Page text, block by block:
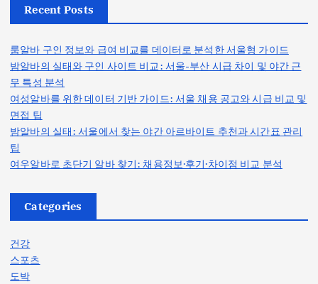
Recent Posts
룸알바 구인 정보와 급여 비교를 데이터로 분석한 서울형 가이드
밤알바의 실태와 구인 사이트 비교: 서울-부산 시급 차이 및 야간 근
무 특성 분석
여성알바를 위한 데이터 기반 가이드: 서울 채용 공고와 시급 비교 및
면접 팁
밤알바의 실태: 서울에서 찾는 야간 아르바이트 추천과 시간표 관리
팁
여우알바로 초단기 알바 찾기: 채용정보·후기·차이점 비교 분석
Categories
건강
스포츠
도박